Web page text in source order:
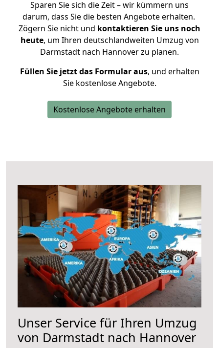
Sparen Sie sich die Zeit – wir kümmern uns
darum, dass Sie die besten Angebote erhalten.
Zögern Sie nicht und kontaktieren Sie uns noch
heute, um Ihren deutschlandweiten Umzug von
Darmstadt nach Hannover zu planen.
Füllen Sie jetzt das Formular aus, und erhalten
Sie kostenlose Angebote.
Kostenlose Angebote erhalten
Unser Service für Ihren Umzug
von Darmstadt nach Hannover